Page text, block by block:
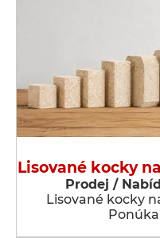
Lisované kocky
Prodej /
Lisované kocky